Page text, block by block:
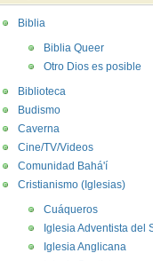
Biblia
Biblia Queer
Otro Dios es posible
Biblioteca
Budismo
Caverna
Cine/TV/Videos
Comunidad Bahá'í
Cristianismo (Iglesias)
Cuáqueros
Iglesia Adventista del
Iglesia Anglicana